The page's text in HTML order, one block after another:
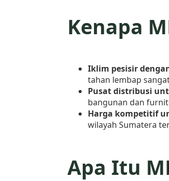
Kenapa
Iklim pesisir
tahan lembap
Pusat distribusi
bangunan dan
Harga kompetitif
wilayah Sumatera
Apa Itu